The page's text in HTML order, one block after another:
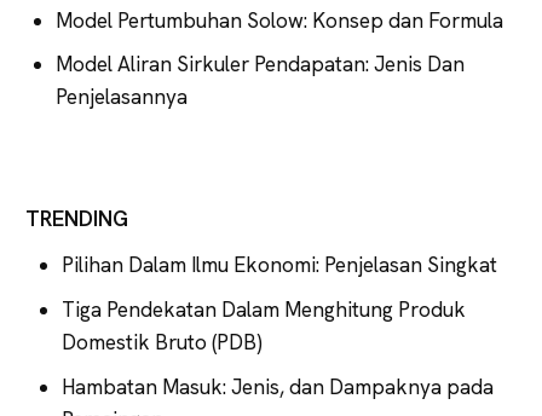
Model Pertumbuhan Solow: Konsep dan Formula
Model Aliran Sirkuler Pendapatan: Jenis Dan
Penjelasannya
TRENDING
Pilihan Dalam Ilmu Ekonomi: Penjelasan Singkat
Tiga Pendekatan Dalam Menghitung Produk
Domestik Bruto (PDB)
Hambatan Masuk: Jenis, dan Dampaknya pada